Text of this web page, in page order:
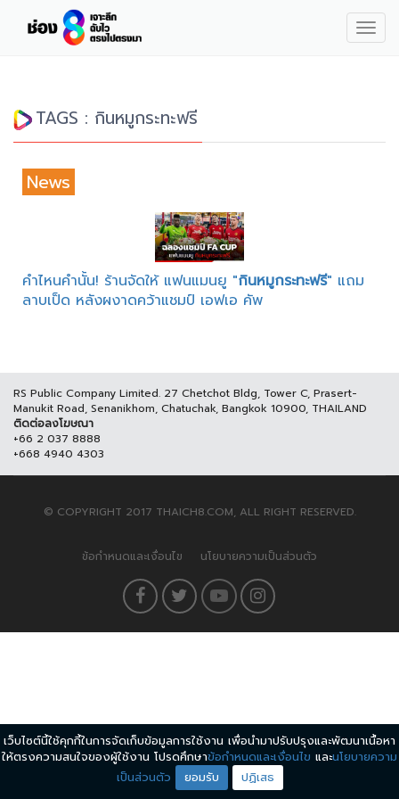
TAGS : กินหมูกระทะฟรี
News
คำไหนคำนั้น! ร้านจัดให้ แฟนแมนยู "กินหมูกระทะฟรี" แถม
ลาบเป็ด หลังผงาดคว้าแชมป์ เอฟเอ คัพ
RS Public Company Limited. 27 Chetchot Bldg, Tower C, Prasert-
Manukit Road, Senanikhom, Chatuchak, Bangkok 10900, THAILAND
ติดต่อลงโฆษณา
+66 2 037 8888
+668 4940 4303
© COPYRIGHT 2017 THAICH8.COM, ALL RIGHT RESERVED.
ข้อกำหนดและเงื่อนไข นโยบายความเป็นส่วนตัว
เว็บไซต์นี้ใช้คุกกี้ในการจัดเก็บข้อมูลการใช้งาน เพื่อนำมาปรับปรุงและพัฒนาเนื้อหา
ให้ตรงความสนใจของผู้ใช้งาน โปรดศึกษาข้อกำหนดและเงื่อนไข และนโยบายความ
เป็นส่วนตัว
ยอมรับ ปฏิเสธ